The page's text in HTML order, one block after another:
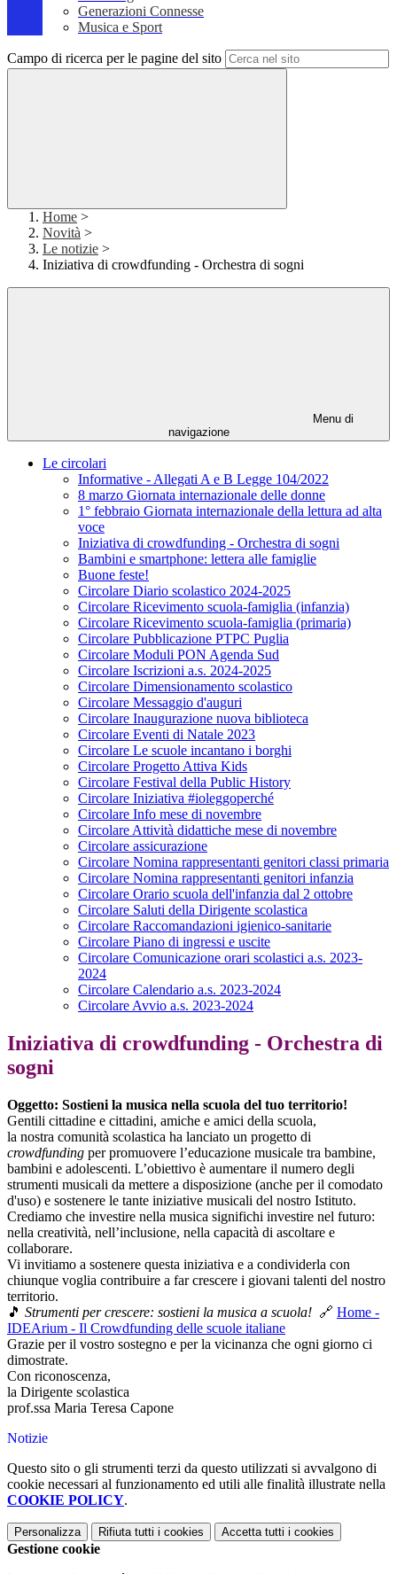
Generazioni Connesse
Musica e Sport
Campo di ricerca per le pagine del sito
Home >
Novità >
Le notizie >
Iniziativa di crowdfunding - Orchestra di sogni
Menu di
navigazione
Le circolari
Informative - Allegati A e B Legge 104/2022
8 marzo Giornata internazionale delle donne
1° febbraio Giornata internazionale della lettura ad alta
voce
Iniziativa di crowdfunding - Orchestra di sogni
Bambini e smartphone: lettera alle famiglie
Buone feste!
Circolare Diario scolastico 2024-2025
Circolare Ricevimento scuola-famiglia (infanzia)
Circolare Ricevimento scuola-famiglia (primaria)
Circolare Pubblicazione PTPC Puglia
Circolare Moduli PON Agenda Sud
Circolare Iscrizioni a.s. 2024-2025
Circolare Dimensionamento scolastico
Circolare Messaggio d'auguri
Circolare Inaugurazione nuova biblioteca
Circolare Eventi di Natale 2023
Circolare Le scuole incantano i borghi
Circolare Progetto Attiva Kids
Circolare Festival della Public History
Circolare Iniziativa #ioleggoperché
Circolare Info mese di novembre
Circolare Attività didattiche mese di novembre
Circolare assicurazione
Circolare Nomina rappresentanti genitori classi primaria
Circolare Nomina rappresentanti genitori infanzia
Circolare Orario scuola dell'infanzia dal 2 ottobre
Circolare Saluti della Dirigente scolastica
Circolare Raccomandazioni igienico-sanitarie
Circolare Piano di ingressi e uscite
Circolare Comunicazione orari scolastici a.s. 2023-
2024
Circolare Calendario a.s. 2023-2024
Circolare Avvio a.s. 2023-2024
Iniziativa di crowdfunding - Orchestra di
sogni
Oggetto: Sostieni la musica nella scuola del tuo territorio!
Gentili cittadine e cittadini, amiche e amici della scuola,
la nostra comunità scolastica ha lanciato un progetto di
crowdfunding per promuovere l’educazione musicale tra bambine,
bambini e adolescenti. L’obiettivo è aumentare il numero degli
strumenti musicali da mettere a disposizione (anche per il comodato
d'uso) e sostenere le tante iniziative musicali del nostro Istituto.
Crediamo che investire nella musica significhi investire nel futuro:
nella creatività, nell’inclusione, nella capacità di ascoltare e
collaborare.
Vi invitiamo a sostenere questa iniziativa e a condividerla con
chiunque voglia contribuire a far crescere i giovani talenti del nostro
territorio.
🎵 Strumenti per crescere: sostieni la musica a scuola! 🔗 Home -
IDEArium - Il Crowdfunding delle scuole italiane
Grazie per il vostro sostegno e per la vicinanza che ogni giorno ci
dimostrate.
Con riconoscenza,
la Dirigente scolastica
prof.ssa Maria Teresa Capone
Notizie
Questo sito o gli strumenti terzi da questo utilizzati si avvalgono di
cookie necessari al funzionamento ed utili alle finalità illustrate nella
COOKIE POLICY.
Personalizza Rifiuta tutti i cookies Accetta tutti i cookies
Gestione cookie